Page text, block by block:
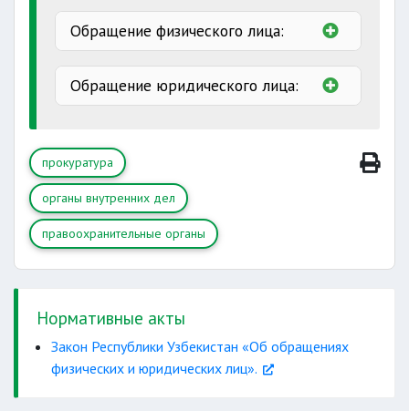
Обращение физического лица:
В обращении физического лица
должны быть указаны:
конкретное наименование
Обращение юридического лица:
должны быть указаны:
наименование юридического
лица
прокуратура
органы внутренних дел
правоохранительные органы
Нормативные акты
Закон Республики Узбекистан «Об обращениях
физических и юридических лиц».